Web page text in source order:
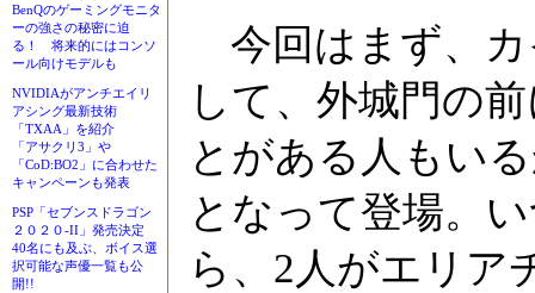
BenQのゲーミングモニタ
ーの強さの秘密に迫
る！ 将来的にはコンソ
ール向けモデルも
NVIDIAがアンチエイリ
アシング最新技術
「TXAA」を紹介
「アサクリ3」や
「CoD:BO2」に合わせた
キャンペーンも発表
PSP「セブンスドラゴン
２０２０-II」発売決定
40名にも及ぶ、ボイス選
択可能な声優一覧も公
開!!
今回はまず、カ
して、外城門の
とがある人もい
となって登場。
ら、2人がエリア